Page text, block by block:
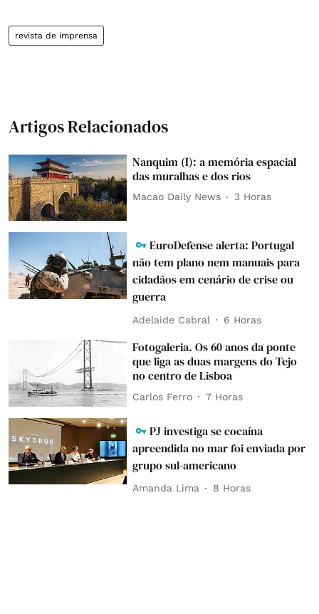
revista de imprensa
Artigos Relacionados
Nanquim (I): a memória espacial
das muralhas e dos rios
Macao Daily News 3 Horas
EuroDefense alerta: Portugal
não tem plano nem manuais para
cidadãos em cenário de crise ou
guerra
Adelaide Cabral 6 Horas
Fotogaleria. Os 60 anos da ponte
que liga as duas margens do Tejo
no centro de Lisboa
Carlos Ferro 7 Horas
PJ investiga se cocaína
apreendida no mar foi enviada por
grupo sul-americano
Amanda Lima 8 Horas